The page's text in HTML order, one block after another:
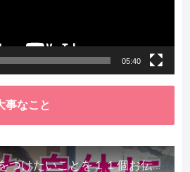
05:40
事なこと
今年最後に来年気をつけたいことを１１個お伝えします。